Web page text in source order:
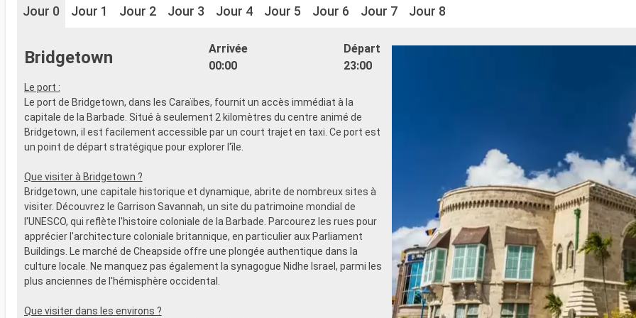
Jour 0 Jour 1 Jour 2 Jour 3 Jour 4 Jour 5 Jour 6 Jour 7 Jour 8
Bridgetown
Arrivée
00:00
Départ
23:00
Le port :
Le port de Bridgetown, dans les Caraïbes, fournit un accès immédiat à la
capitale de la Barbade. Situé à seulement 2 kilomètres du centre animé de
Bridgetown, il est facilement accessible par un court trajet en taxi. Ce port est
un point de départ stratégique pour explorer l'île.
Que visiter à Bridgetown ?
Bridgetown, une capitale historique et dynamique, abrite de nombreux sites à
visiter. Découvrez le Garrison Savannah, un site du patrimoine mondial de
l'UNESCO, qui reflète l'histoire coloniale de la Barbade. Parcourez les rues pour
apprécier l'architecture coloniale britannique, en particulier aux Parliament
Buildings. Le marché de Cheapside offre une plongée authentique dans la
culture locale. Ne manquez pas également la synagogue Nidhe Israel, parmi les
plus anciennes de l'hémisphère occidental.
Que visiter dans les environs ?